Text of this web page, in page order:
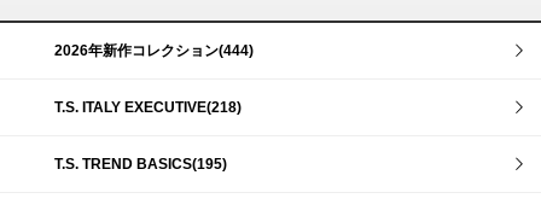
2026年新作コレクション(444)
T.S. ITALY EXECUTIVE(218)
T.S. TREND BASICS(195)